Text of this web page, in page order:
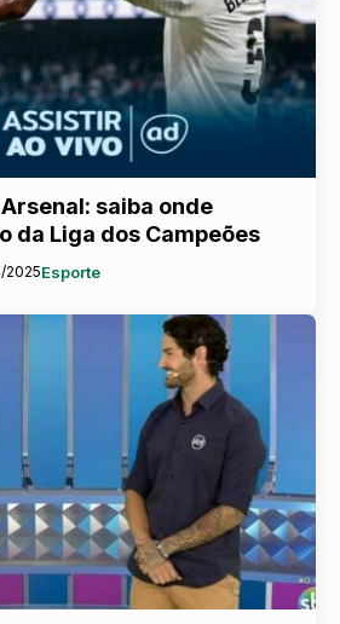
saiba onde
da Liga dos Campeões
2025Esporte